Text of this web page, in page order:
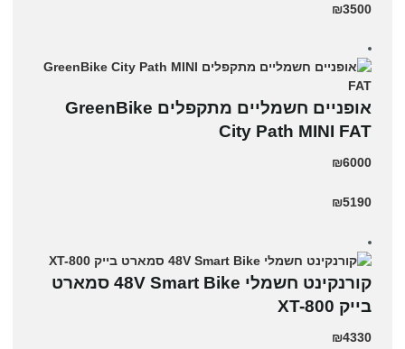
₪3500
אופניים חשמליים ‏מתקפלים GreenBike
City Path MINI FAT
₪6000
₪5190
קורנקינט חשמלי 48V Smart Bike סמארט
בייק XT-800
₪4330